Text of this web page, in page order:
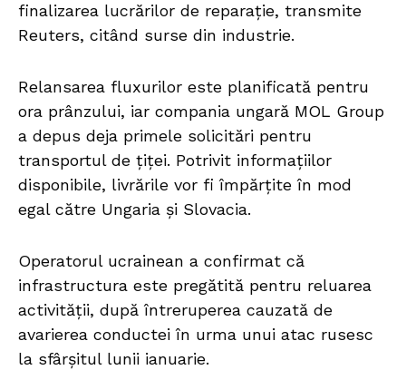
finalizarea lucrărilor de reparație, transmite
Reuters, citând surse din industrie.
Relansarea fluxurilor este planificată pentru
ora prânzului, iar compania ungară MOL Group
a depus deja primele solicitări pentru
transportul de țiței. Potrivit informațiilor
disponibile, livrările vor fi împărțite în mod
egal către Ungaria și Slovacia.
Operatorul ucrainean a confirmat că
infrastructura este pregătită pentru reluarea
activității, după întreruperea cauzată de
avarierea conductei în urma unui atac rusesc
la sfârșitul lunii ianuarie.